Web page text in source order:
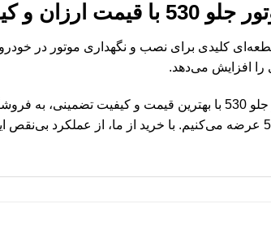
و کیفیت عالی
را افزایش می‌دهد.
برای خرید دسته موتور جلو 530 با بهترین قیمت و